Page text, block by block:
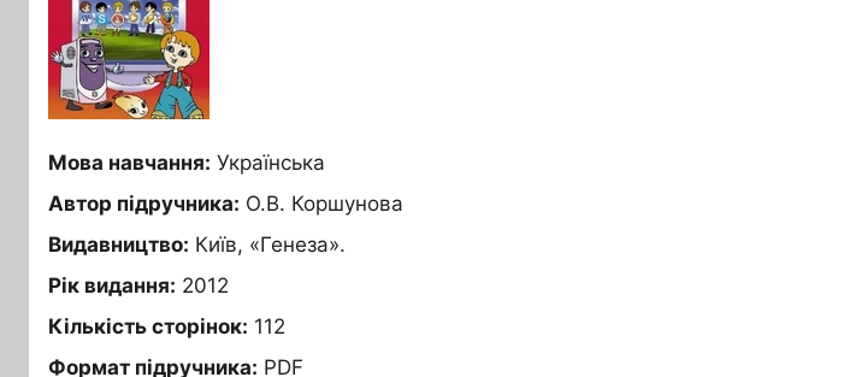
Мова навчання: Українська
Автор підручника: О.В. Коршунова
Видавництво: Київ, «Генеза».
Рік видання: 2012
Кількість сторінок: 112
Формат підручника: PDF